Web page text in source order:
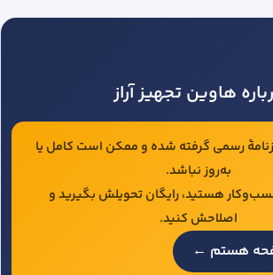
هاوین تجهیز آراز
رسمی گرفته شده و ممکن است کامل یا
به‌روز نباشد.
هستید، رایگان تحویلش بگیرید و
اصلاحش کنید.
هستم ←